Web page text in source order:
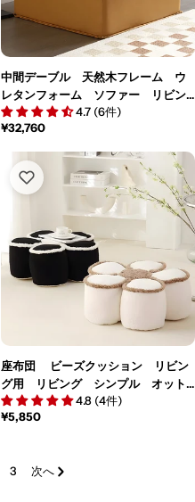
中間デーブル 天然木フレーム ウ
レタンフォーム ソファー リビン
グ用 リビングソファー 応接ソフ
ァー シープボア 高品質 ホワイ
4.7 (6件)
通
¥32,760
座布団 ビーズクッション リビン
グ用 リビング シンプル オット
マン 静電気防止 ベルベット生
地 弾力性 BSF-M166
4.8 (4件)
通
格
¥5,850
3 次へ